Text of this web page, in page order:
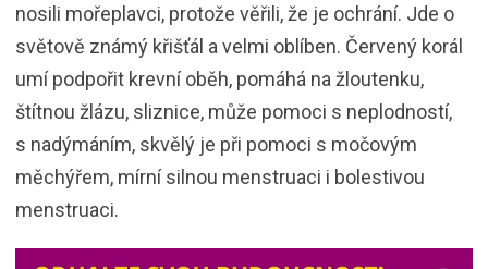
nosili mořeplavci, protože věřili, že je ochrání. Jde o
světově známý křišťál a velmi oblíben. Červený korál
umí podpořit krevní oběh, pomáhá na žloutenku,
štítnou žlázu, sliznice, může pomoci s neplodností,
s nadýmáním, skvělý je při pomoci s močovým
měchýřem, mírní silnou menstruaci i bolestivou
menstruaci.